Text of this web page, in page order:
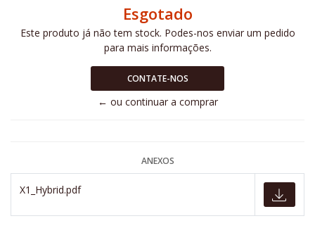
Esgotado
Este produto já não tem stock. Podes-nos enviar um pedido
para mais informações.
CONTATE-NOS
← ou continuar a comprar
ANEXOS
X1_Hybrid.pdf